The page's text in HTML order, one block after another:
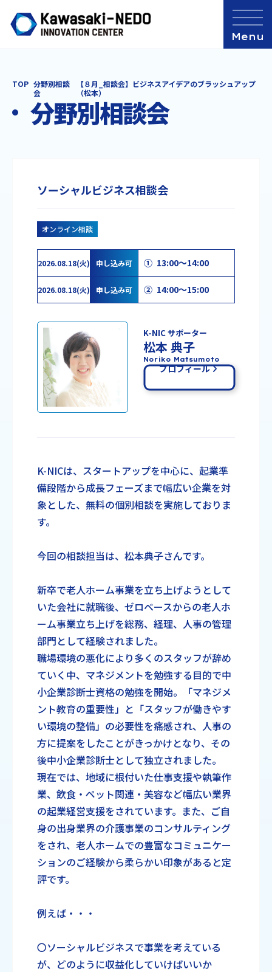
TOP 分野別相談
会
【８月_相談会】ビジネスアイデアのブラッシュアップ
（松本）
分野別相談会
ソーシャルビジネス相談会
オンライン相談
2026.08.18(火) 申し込み可 ① 13:00～14:00
2026.08.18(火) 申し込み可 ② 14:00～15:00
K-NIC サポーター
松本 典子
Noriko Matsumoto
プロフィール
K-NICは、スタートアップを中心に、起業準
備段階から成長フェーズまで幅広い企業を対
象とした、無料の個別相談を実施しておりま
す。
今回の相談担当は、松本典子さんです。
新卒で老人ホーム事業を立ち上げようとして
いた会社に就職後、ゼロベースからの老人ホ
ーム事業立ち上げを総務、経理、人事の管理
部門として経験されました。
職場環境の悪化により多くのスタッフが辞め
ていく中、マネジメントを勉強する目的で中
小企業診断士資格の勉強を開始。「マネジメ
ント教育の重要性」と「スタッフが働きやす
い環境の整備」の必要性を痛感され、人事の
方に提案をしたことがきっかけとなり、その
後中小企業診断士として独立されました。
現在では、地域に根付いた仕事支援や執筆作
業、飲食・ペット関連・美容など幅広い業界
の起業経営支援をされています。また、ご自
身の出身業界の介護事業のコンサルティング
をされ、老人ホームでの豊富なコミュニケー
ションのご経験から柔らかい印象があると定
評です。
例えば・・・
〇ソーシャルビジネスで事業を考えている
が、どのように収益化していけばいいか